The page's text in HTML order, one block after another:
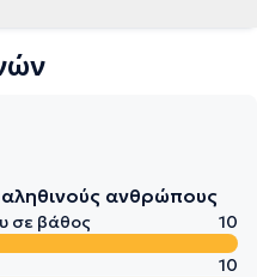
αληθινούς ανθρώπους
σε βάθος
10
10